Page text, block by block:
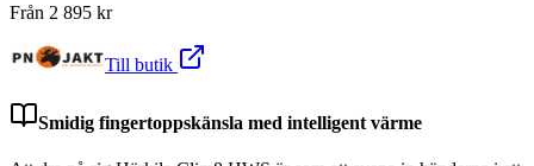
Från 2 895 kr
Till butik
Smidig fingertoppskänsla med intelligent värme